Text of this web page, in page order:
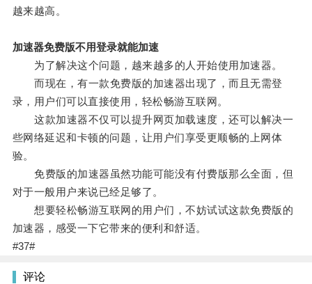
越来越高。
加速器免费版不用登录就能加速
为了解决这个问题，越来越多的人开始使用加速器。
而现在，有一款免费版的加速器出现了，而且无需登
录，用户们可以直接使用，轻松畅游互联网。
这款加速器不仅可以提升网页加载速度，还可以解决一
些网络延迟和卡顿的问题，让用户们享受更顺畅的上网体
验。
免费版的加速器虽然功能可能没有付费版那么全面，但
对于一般用户来说已经足够了。
想要轻松畅游互联网的用户们，不妨试试这款免费版的
加速器，感受一下它带来的便利和舒适。
#37#
评论